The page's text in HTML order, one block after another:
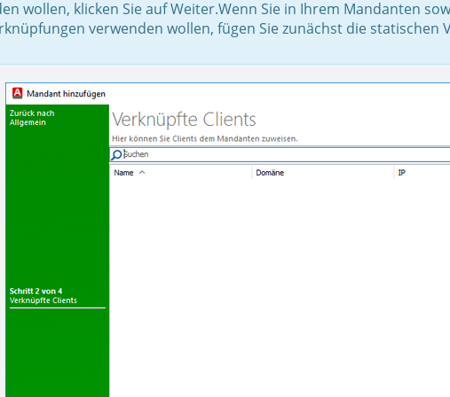
wollen, klicken Sie auf Weiter.Wenn Sie in Ihrem Mandanten
verwenden wollen, fügen Sie zunächst die statischen